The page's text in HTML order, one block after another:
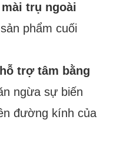
trụ ngoài
phẩm cuối
trợ tâm bằng
ngừa sự biến
đường kính của